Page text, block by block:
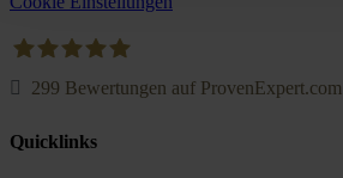
299 Bewertungen auf ProvenExpert.com
Quicklinks